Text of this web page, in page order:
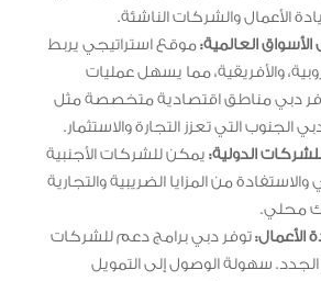
الأعمال والشركات الناشئة.
العالمية:موقع استراتيجي يربط
والأفريقية، مما يسهل عمليات
توفر دبي مناطق اقتصادية متخصصة مثل
الدولية: يمكن للشركات الأجنبية
من المزايا الضريبية والتجارية
محلي.
توفر دبي برامج دعم للشركات
الجدد. سهولة الوصول إلى التمويل